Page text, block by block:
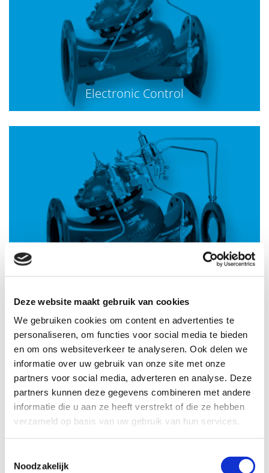
Deze website maakt gebruik van cookies
We gebruiken cookies om content en advertenties te
personaliseren, om functies voor social media te bieden
en om ons websiteverkeer te analyseren. Ook delen we
informatie over uw gebruik van onze site met onze
partners voor social media, adverteren en analyse. Deze
partners kunnen deze gegevens combineren met andere
informatie die u aan ze heeft verstrekt of die ze hebben
verzameld op basis van uw gebruik van hun services.
Noodzakelijk
Electronic Control
Burst Control